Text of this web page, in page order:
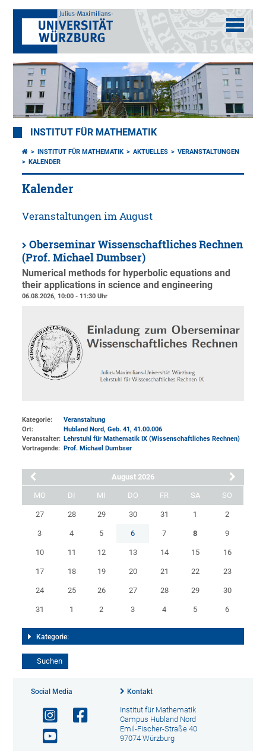
INSTITUT FÜR MATHEMATIK
INSTITUT FÜR MATHEMATIK AKTUELLES
VERANSTALTUNGEN
KALENDER
Kalender
Veranstaltungen im August
Oberseminar Wissenschaftliches Rechnen
(Prof. Michael Dumbser)
Numerical methods for hyperbolic equations and
their applications in science and engineering
06.08.2026, 10:00 - 11:30 Uhr
Kategorie:
Veranstaltung
Ort:
Hubland Nord, Geb. 41, 41.00.006
Veranstalter: Lehrstuhl für Mathematik IX (Wissenschaftliches Rechnen)
Vortragende: Prof. Michael Dumbser
August 2026
MO DI MI DO FR SA SO
27 28 29 30 31 1 2
3 4 5 6 7 8 9
10 11 12 13 14 15 16
17 18 19 20 21 22 23
24 25 26 27 28 29 30
31 1 2 3 4 5 6
Kategorie:
Social Media Kontakt
Institut für Mathematik
Campus Hubland Nord
Emil-Fischer-Straße 40
97074 Würzburg